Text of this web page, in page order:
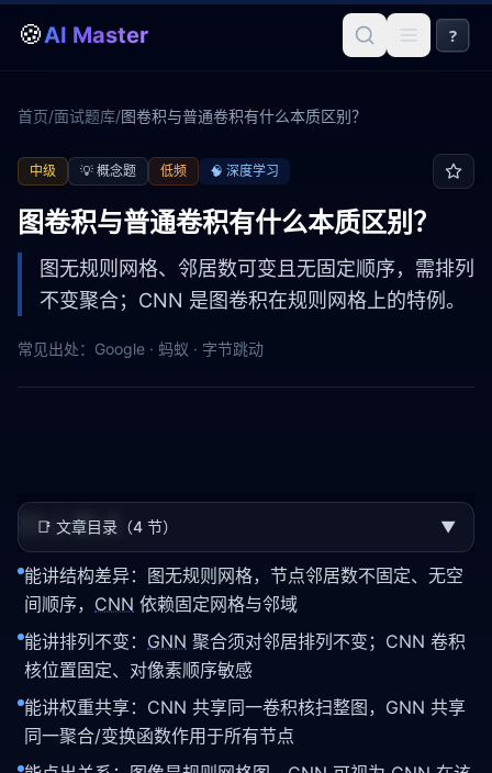
🍪AI Master ?
首页/面试题库/图卷积与普通卷积有什么本质区别？
中级 💡 概念题 低频 🧠 深度学习
图卷积与普通卷积有什么本质区别？
图无规则网格、邻居数可变且无固定顺序，需排列
不变聚合；CNN 是图卷积在规则网格上的特例。
常见出处： Google · 蚂蚁 · 字节跳动
📑 文章目录（4 节） ▼
核心要点
能讲结构差异：图无规则网格，节点邻居数不固定、无空
间顺序， CNN 依赖固定网格与邻域
能讲排列不变： GNN 聚合须对邻居排列不变；CNN 卷积
核位置固定、对像素顺序敏感
能讲权重共享：CNN 共享同一卷积核扫整图，GNN 共享
同一聚合/变换函数作用于所有节点